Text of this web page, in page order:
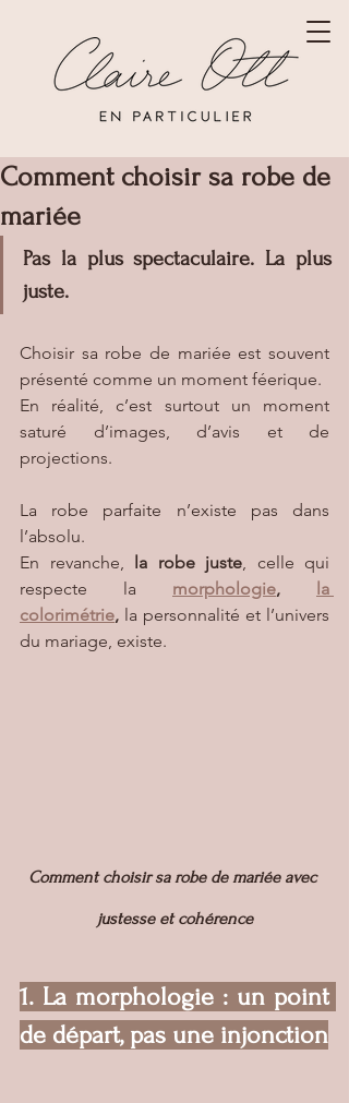
Comment choisir sa robe de
mariée
Pas la plus spectaculaire. La plus
juste.
Choisir sa robe de mariée est souvent
présenté comme un moment féerique.
En réalité, c’est surtout un moment
saturé d’images, d’avis et de
projections.
La robe parfaite n’existe pas dans
l’absolu.
En revanche, la robe juste, celle qui
respecte la morphologie,
la
colorimétrie, la personnalité et l’univers
du mariage, existe.
Comment choisir sa robe de mariée avec
justesse et cohérence
1. La morphologie : un point
de départ, pas une injonction